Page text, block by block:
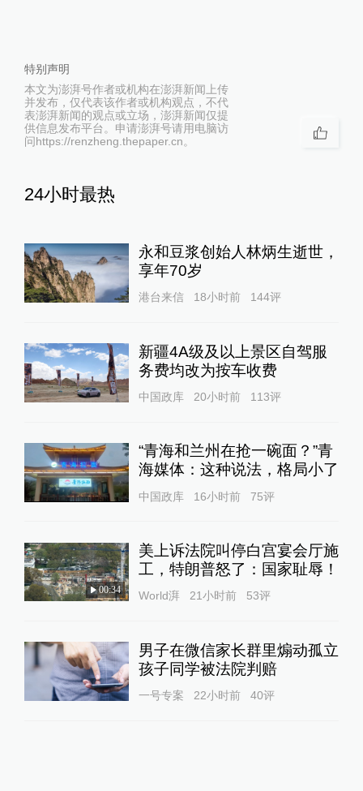
特别声明
本文为澎湃号作者或机构在澎湃新闻上传
并发布，仅代表该作者或机构观点，不代
表澎湃新闻的观点或立场，澎湃新闻仅提
供信息发布平台。申请澎湃号请用电脑访
问https://renzheng.thepaper.cn。
24小时最热
永和豆浆创始人林炳生逝世，
享年70岁
港台来信 18小时前 144评
新疆4A级及以上景区自驾服
务费均改为按车收费
中国政库 20小时前 113评
“青海和兰州在抢一碗面？”青
海媒体：这种说法，格局小了
中国政库 16小时前 75评
00:34
美上诉法院叫停白宫宴会厅施
工，特朗普怒了：国家耻辱！
World湃 21小时前 53评
男子在微信家长群里煽动孤立
孩子同学被法院判赔
一号专案 22小时前 40评